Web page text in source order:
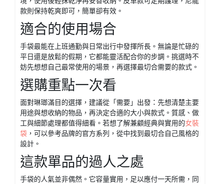
款則保持乾爽即可，簡單卻有效。
適合的使用場合
手袋最能在上班通勤與日常出行中發揮所長。無論是忙碌的
平日還是放鬆的假期，它都能靈活配合你的步調。挑選時不
妨先想想自己最常使用的場景，再選擇最切合需要的款式。
選購重點一次看
面對琳瑯滿目的選擇，建議從「需要」出發：先想清楚主要
用途與想收納的物品，再決定合適的大小與款式。質感、做
工與細節處理都值得細看。若想了解兼顧經典與實用的女裝
袋 ，可以參考品牌的官方系列，從中找到最切合自己風格的
設計。
這款單品的過人之處
手袋的人氣並非偶然。它容量實用，足以應付一天所需，同